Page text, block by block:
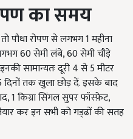
का समय
पौधा रोपण से लगभग 1 महीना
60 सेमी लंबे, 60 सेमी चौड़े
सामान्यतः दूरी 4 से 5 मीटर
दिनों तक खुला छोड़ दें. इसके बाद
1 किग्रा सिंगल सुपर फॉस्फ़ेट,
कर इन सभी को गड्‌ढों की सतह